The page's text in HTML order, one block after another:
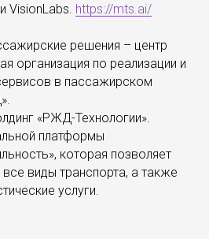
VisionLabs. https://mts.ai/
решения – центр
организация по реализации и
в пассажирском
«РЖД-Технологии».
платформы
которая позволяет
виды транспорта, а также
услуги.